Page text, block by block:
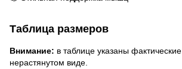
Таблица размеров
Внимание: в таблице указаны
нерастянутом виде.